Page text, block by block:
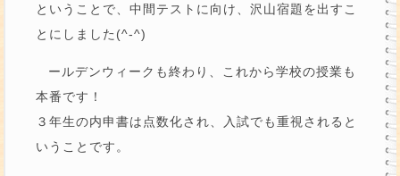
ということで、中間テストに向け、沢山宿題を出すこ
とにしました(^-^)
ールデンウィークも終わり、これから学校の授業も
本番です！
３年生の内申書は点数化され、入試でも重視されると
いうことです。